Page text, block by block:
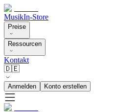
MusikIn-Store
Preise
Ressourcen
Kontakt
🇩🇪
Anmelden Konto erstellen